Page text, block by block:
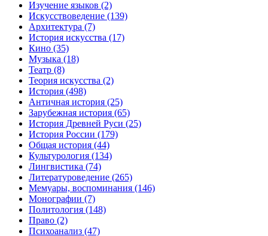
Изучение языков (2)
Искусствоведение (139)
Архитектура (7)
История искусства (17)
Кино (35)
Музыка (18)
Театр (8)
Теория искусства (2)
История (498)
Античная история (25)
Зарубежная история (65)
История Древней Руси (25)
История России (179)
Общая история (44)
Культурология (134)
Лингвистика (74)
Литературоведение (265)
Мемуары, воспоминания (146)
Монографии (7)
Политология (148)
Право (2)
Психоанализ (47)